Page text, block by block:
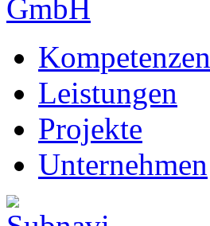
Kompetenzen
Leistungen
Projekte
Unternehmen